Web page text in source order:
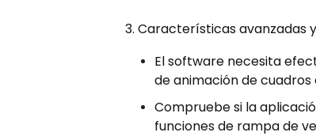
3. Características avanzadas
El software necesita
de animación de cuadros
Compruebe si la
funciones de rampa de